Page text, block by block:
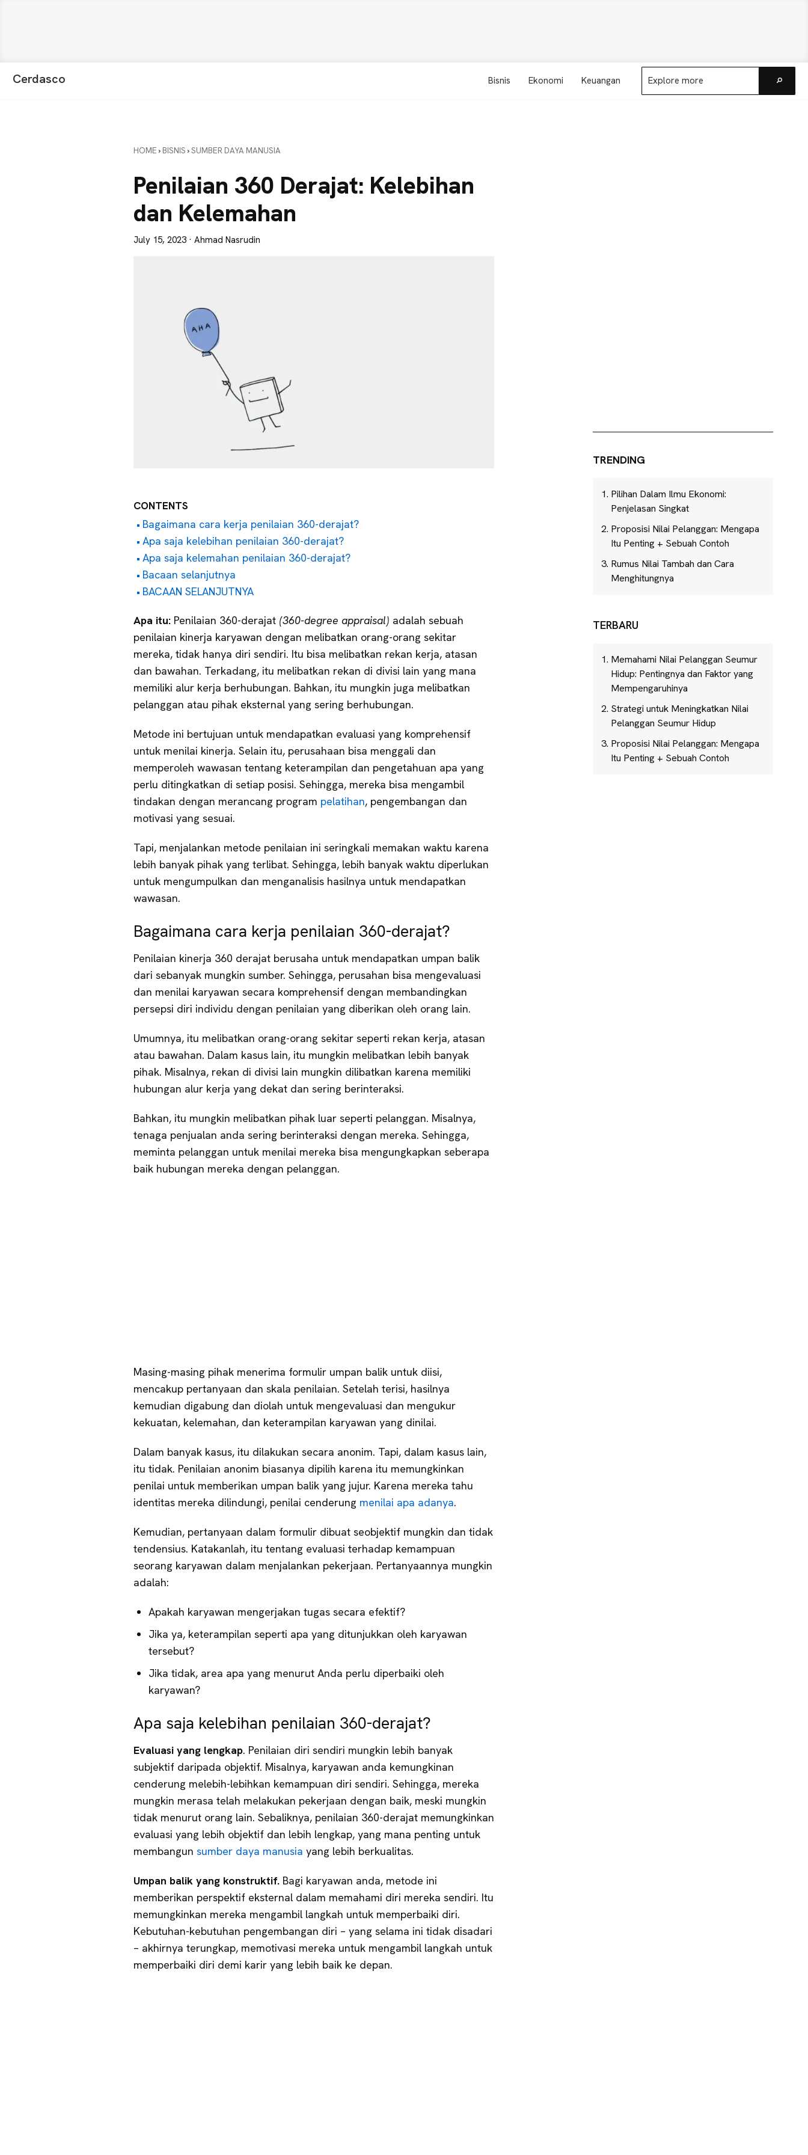
Cerdasco Bisnis Ekonomi Keuangan
Explore
more
HOME › BISNIS ›SUMBER DAYA MANUSIA
Penilaian 360 Derajat: Kelebihan
dan Kelemahan
July 15, 2023 · Ahmad Nasrudin
CONTENTS
Bagaimana cara kerja penilaian 360-derajat?
Apa saja kelebihan penilaian 360-derajat?
Apa saja kelemahan penilaian 360-derajat?
Bacaan selanjutnya
BACAAN SELANJUTNYA
Apa itu: Penilaian 360-derajat (360-degree appraisal) adalah sebuah
penilaian kinerja karyawan dengan melibatkan orang-orang sekitar
mereka, tidak hanya diri sendiri. Itu bisa melibatkan rekan kerja, atasan
dan bawahan. Terkadang, itu melibatkan rekan di divisi lain yang mana
memiliki alur kerja berhubungan. Bahkan, itu mungkin juga melibatkan
pelanggan atau pihak eksternal yang sering berhubungan.
Metode ini bertujuan untuk mendapatkan evaluasi yang komprehensif
untuk menilai kinerja. Selain itu, perusahaan bisa menggali dan
memperoleh wawasan tentang keterampilan dan pengetahuan apa yang
perlu ditingkatkan di setiap posisi. Sehingga, mereka bisa mengambil
tindakan dengan merancang program pelatihan, pengembangan dan
motivasi yang sesuai.
Tapi, menjalankan metode penilaian ini seringkali memakan waktu karena
lebih banyak pihak yang terlibat. Sehingga, lebih banyak waktu diperlukan
untuk mengumpulkan dan menganalisis hasilnya untuk mendapatkan
wawasan.
Bagaimana cara kerja penilaian 360-derajat?
Penilaian kinerja 360 derajat berusaha untuk mendapatkan umpan balik
dari sebanyak mungkin sumber. Sehingga, perusahan bisa mengevaluasi
dan menilai karyawan secara komprehensif dengan membandingkan
persepsi diri individu dengan penilaian yang diberikan oleh orang lain.
Umumnya, itu melibatkan orang-orang sekitar seperti rekan kerja, atasan
atau bawahan. Dalam kasus lain, itu mungkin melibatkan lebih banyak
pihak. Misalnya, rekan di divisi lain mungkin dilibatkan karena memiliki
hubungan alur kerja yang dekat dan sering berinteraksi.
Bahkan, itu mungkin melibatkan pihak luar seperti pelanggan. Misalnya,
tenaga penjualan anda sering berinteraksi dengan mereka. Sehingga,
meminta pelanggan untuk menilai mereka bisa mengungkapkan seberapa
baik hubungan mereka dengan pelanggan.
Masing-masing pihak menerima formulir umpan balik untuk diisi,
mencakup pertanyaan dan skala penilaian. Setelah terisi, hasilnya
kemudian digabung dan diolah untuk mengevaluasi dan mengukur
kekuatan, kelemahan, dan keterampilan karyawan yang dinilai.
Dalam banyak kasus, itu dilakukan secara anonim. Tapi, dalam kasus lain,
itu tidak. Penilaian anonim biasanya dipilih karena itu memungkinkan
penilai untuk memberikan umpan balik yang jujur. Karena mereka tahu
identitas mereka dilindungi, penilai cenderung menilai apa adanya.
Kemudian, pertanyaan dalam formulir dibuat seobjektif mungkin dan tidak
tendensius. Katakanlah, itu tentang evaluasi terhadap kemampuan
seorang karyawan dalam menjalankan pekerjaan. Pertanyaannya mungkin
adalah:
Apakah karyawan mengerjakan tugas secara efektif?
Jika ya, keterampilan seperti apa yang ditunjukkan oleh karyawan
tersebut?
Jika tidak, area apa yang menurut Anda perlu diperbaiki oleh
karyawan?
Apa saja kelebihan penilaian 360-derajat?
Evaluasi yang lengkap. Penilaian diri sendiri mungkin lebih banyak
subjektif daripada objektif. Misalnya, karyawan anda kemungkinan
cenderung melebih-lebihkan kemampuan diri sendiri. Sehingga, mereka
mungkin merasa telah melakukan pekerjaan dengan baik, meski mungkin
tidak menurut orang lain. Sebaliknya, penilaian 360-derajat memungkinkan
evaluasi yang lebih objektif dan lebih lengkap, yang mana penting untuk
membangun sumber daya manusia yang lebih berkualitas.
Umpan balik yang konstruktif. Bagi karyawan anda, metode ini
memberikan perspektif eksternal dalam memahami diri mereka sendiri. Itu
memungkinkan mereka mengambil langkah untuk memperbaiki diri.
Kebutuhan-kebutuhan pengembangan diri – yang selama ini tidak disadari
– akhirnya terungkap, memotivasi mereka untuk mengambil langkah untuk
memperbaiki diri demi karir yang lebih baik ke depan.
TRENDING
Pilihan Dalam Ilmu Ekonomi:
Penjelasan Singkat
Proposisi Nilai Pelanggan: Mengapa
Itu Penting + Sebuah Contoh
Rumus Nilai Tambah dan Cara
Menghitungnya
TERBARU
Memahami Nilai Pelanggan Seumur
Hidup: Pentingnya dan Faktor yang
Mempengaruhinya
Strategi untuk Meningkatkan Nilai
Pelanggan Seumur Hidup
Proposisi Nilai Pelanggan: Mengapa
Itu Penting + Sebuah Contoh